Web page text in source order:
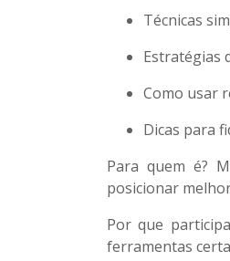
Técnicas
Estratégias
Como usar
Dicas para
Para quem é?
posicionar
Por que
ferramentas